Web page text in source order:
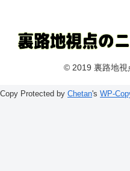
© 2019 裏路地視
Copy Protected by Chetan's WP-